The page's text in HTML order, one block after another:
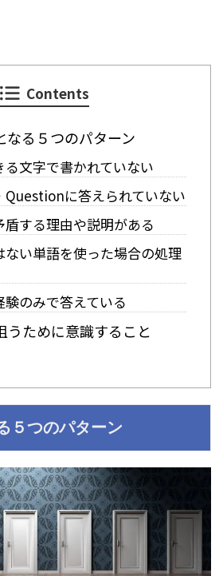
Contents
なる５つのパターン
る文字で書かれていない
Questionに答えられていない
盾する理由や説明がある
ない単語を使った場合の処理
験のみで答えている
うために意識すること
５つのパターン